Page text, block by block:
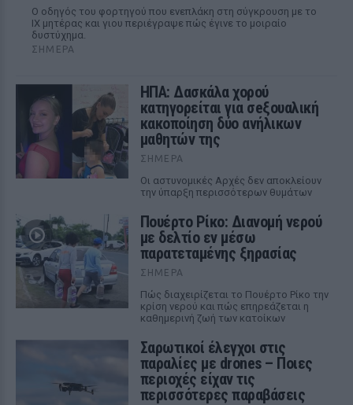
Ο οδηγός του φορτηγού που ενεπλάκη στη σύγκρουση με το
ΙΧ μητέρας και γιου περιέγραψε πώς έγινε το μοιραίο
δυστύχημα.
ΣΉΜΕΡΑ
ΗΠΑ: Δασκάλα χορού
κατηγορείται για σeξουαλική
κακοποίηση δύο ανήλικων
μαθητών της
ΣΉΜΕΡΑ
Οι αστυνομικές Αρχές δεν αποκλείουν
την ύπαρξη περισσότερων θυμάτων
Πουέρτο Ρίκο: Διανομή νερού
με δελτίο εν μέσω
παρατεταμένης ξηρασίας
ΣΉΜΕΡΑ
Πώς διαχειρίζεται το Πουέρτο Ρίκο την
κρίση νερού και πώς επηρεάζεται η
καθημερινή ζωή των κατοίκων
Σαρωτικοί έλεγχοι στις
παραλίες με drones – Ποιες
περιοχές είχαν τις
περισσότερες παραβάσεις